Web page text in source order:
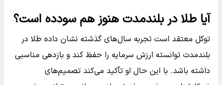
آیا طلا در بلندمدت هنوز هم سودده است؟
توکل معتقد است تجربه سال‌های گذشته نشان داده طلا در
بلندمدت توانسته ارزش سرمایه را حفظ کند و بازدهی مناسبی
داشته باشد. با این حال او تأکید می‌کند تصمیم‌های